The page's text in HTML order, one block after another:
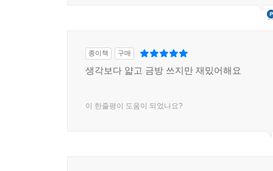
종이책 구매
생각보다 얇고 금방 쓰지만 재밌어해요
이 한줄평이 도움이 되었나요?